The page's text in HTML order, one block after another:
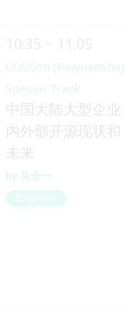
COSCon (Kaiyuanshe)
Special Track
中国大陆大型企业
内外部开源现状和
未来
马全一
Beginner